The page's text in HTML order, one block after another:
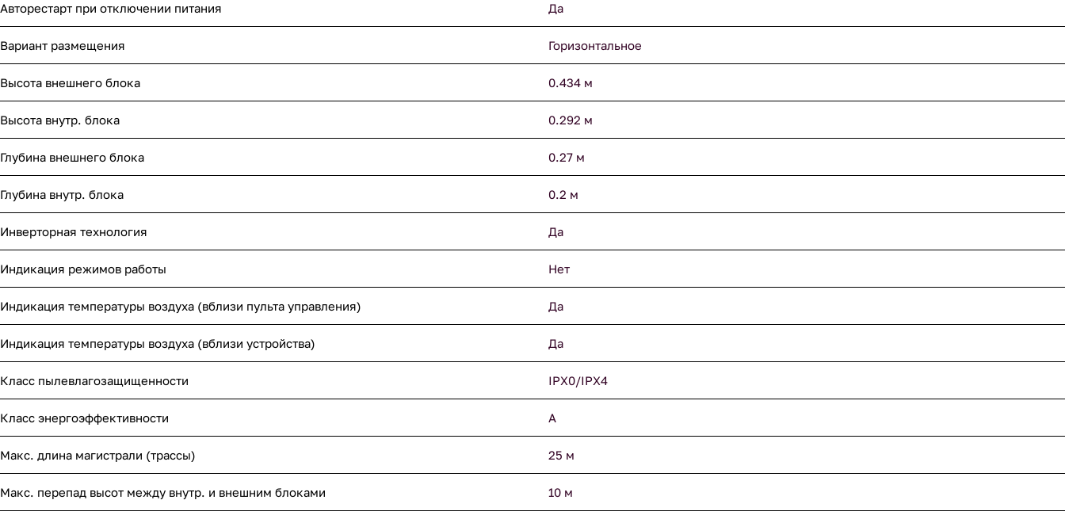
Авторестарт при отключении питания Да
Вариант размещения Горизонтальное
Высота внешнего блока 0.434 м
Высота внутр. блока 0.292 м
Глубина внешнего блока 0.27 м
Глубина внутр. блока 0.2 м
Инверторная технология Да
Индикация режимов работы Нет
Индикация температуры воздуха (вблизи пульта управления) Да
Индикация температуры воздуха (вблизи устройства) Да
Класс пылевлагозащищенности IPX0/IPX4
Класс энергоэффективности A
Макс. длина магистрали (трассы) 25 м
Макс. перепад высот между внутр. и внешним блоками 10 м